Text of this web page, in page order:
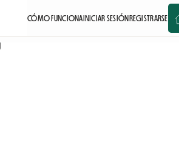
CÓMO FUNCIONAINICIAR SESIÓNREGISTRARSE